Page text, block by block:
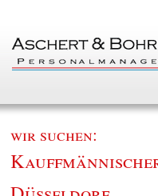
wir suchen: